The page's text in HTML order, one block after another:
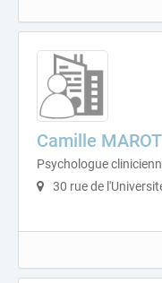
Camille MAROT
Psychologue
30 rue de